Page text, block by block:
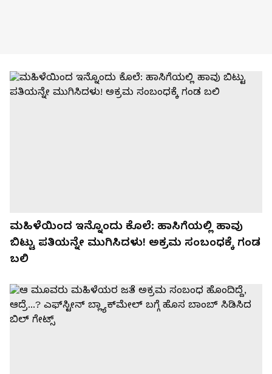
ಮಹಿಳೆಯಿಂದ ಇನ್ನೊಂದು ಕೊಲೆ: ಹಾಸಿಗೆಯಲ್ಲಿ ಹಾವು
ಬಿಟ್ಟು ಪತಿಯನ್ನೇ ಮುಗಿಸಿದಳು! ಅಕ್ರಮ ಸಂಬಂಧಕ್ಕೆ ಗಂಡ
ಬಲಿ